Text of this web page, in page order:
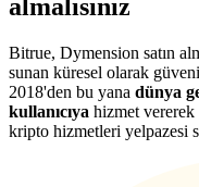
almalısınız
Bitrue, Dymension satın
sunan küresel olarak
2018'den bu yana dünya
kullanıcıya hizmet vererek
kripto hizmetleri yelpazesi